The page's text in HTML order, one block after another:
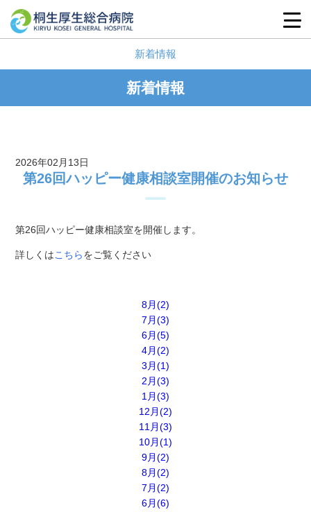
新着情報
新着情報
2026年02月13日
第26回ハッピー健康相談室開催のお知らせ
第26回ハッピー健康相談室を開催します。
詳しくはこちらをご覧ください
8月(2)
7月(3)
6月(5)
4月(2)
3月(1)
2月(3)
1月(3)
12月(2)
11月(3)
10月(1)
9月(2)
8月(2)
7月(2)
6月(6)